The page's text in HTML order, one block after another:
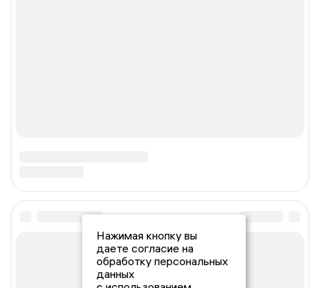
Нажимая кнопку вы
даете согласие на
обработку персональных
данных